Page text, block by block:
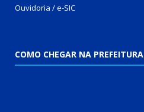
Ouvidoria /e-SIC
COMO CHEGAR NA PREFEITURA